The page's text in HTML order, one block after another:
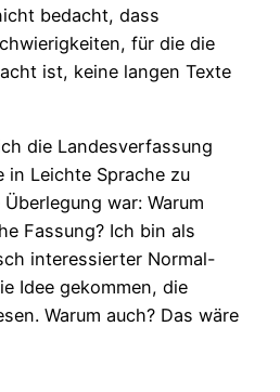
bedacht, dass
für die die
ist, keine langen Texte
die Landesverfassung
in Leichte Sprache zu
war: Warum
Fassung? Ich bin als
interessierter Normal-
Idee gekommen, die
Warum auch? Das wäre